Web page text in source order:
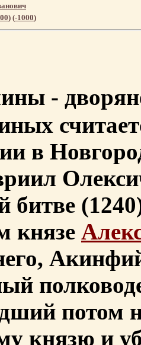
) (-1000)
-
в
битве
князе
потом
князю и